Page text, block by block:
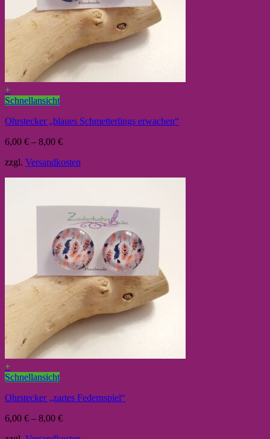
+
Schnellansicht
Ohrstecker „blaues Schmetterlings erwachen“
6,00 € – 8,00 €
zzgl. Versandkosten
+
Schnellansicht
Ohrstecker „zartes Federnspiel“
6,00 € – 8,00 €